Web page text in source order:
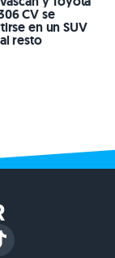
CV se
en un SUV
resto